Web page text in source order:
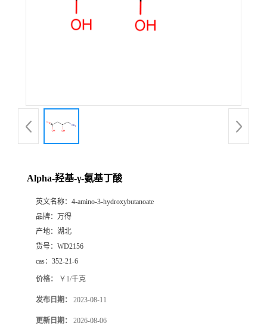
Alpha-羟基-γ-氨基丁酸
英文名称： 4-amino-3-hydroxybutanoate
品牌： 万得
产地： 湖北
货号： WD2156
cas： 352-21-6
价格： ￥1/千克
发布日期： 2023-08-11
更新日期： 2026-08-06